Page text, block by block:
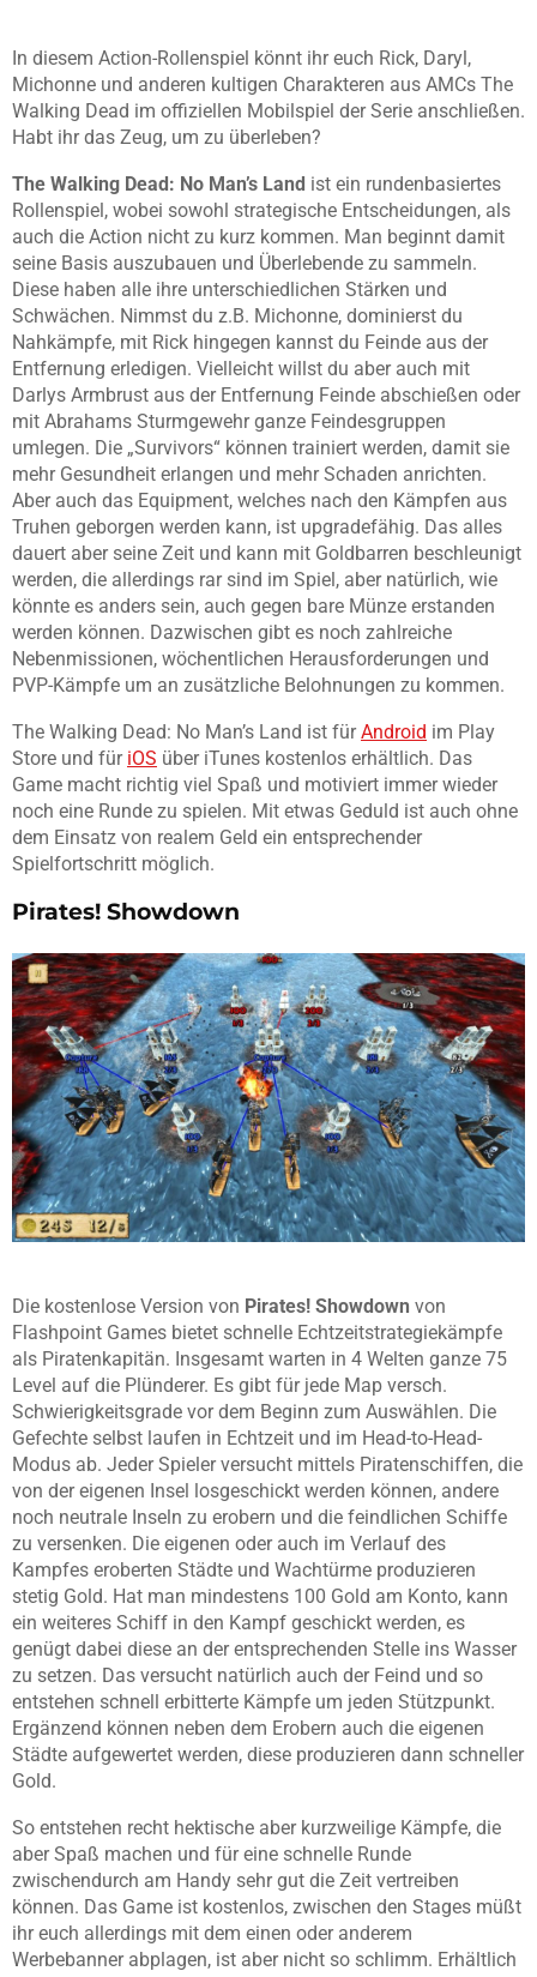
In diesem Action-Rollenspiel könnt ihr euch Rick, Daryl,
Michonne und anderen kultigen Charakteren aus AMCs The
Walking Dead im offiziellen Mobilspiel der Serie anschließen.
Habt ihr das Zeug, um zu überleben?
The Walking Dead: No Man’s Land ist ein rundenbasiertes
Rollenspiel, wobei sowohl strategische Entscheidungen, als
auch die Action nicht zu kurz kommen. Man beginnt damit
seine Basis auszubauen und Überlebende zu sammeln.
Diese haben alle ihre unterschiedlichen Stärken und
Schwächen. Nimmst du z.B. Michonne, dominierst du
Nahkämpfe, mit Rick hingegen kannst du Feinde aus der
Entfernung erledigen. Vielleicht willst du aber auch mit
Darlys Armbrust aus der Entfernung Feinde abschießen oder
mit Abrahams Sturmgewehr ganze Feindesgruppen
umlegen. Die „Survivors“ können trainiert werden, damit sie
mehr Gesundheit erlangen und mehr Schaden anrichten.
Aber auch das Equipment, welches nach den Kämpfen aus
Truhen geborgen werden kann, ist upgradefähig. Das alles
dauert aber seine Zeit und kann mit Goldbarren beschleunigt
werden, die allerdings rar sind im Spiel, aber natürlich, wie
könnte es anders sein, auch gegen bare Münze erstanden
werden können. Dazwischen gibt es noch zahlreiche
Nebenmissionen, wöchentlichen Herausforderungen und
PVP-Kämpfe um an zusätzliche Belohnungen zu kommen.
The Walking Dead: No Man’s Land ist fürAndroid im Play
Store und für iOS über iTunes kostenlos erhältlich. Das
Game macht richtig viel Spaß und motiviert immer wieder
noch eine Runde zu spielen. Mit etwas Geduld ist auch ohne
dem Einsatz von realem Geld ein entsprechender
Spielfortschritt möglich.
Pirates! Showdown
Die kostenlose Version von Pirates! Showdown von
Flashpoint Games bietet schnelle Echtzeitstrategiekämpfe
als Piratenkapitän. Insgesamt warten in 4 Welten ganze 75
Level auf die Plünderer. Es gibt für jede Map versch.
Schwierigkeitsgrade vor dem Beginn zum Auswählen. Die
Gefechte selbst laufen in Echtzeit und im Head-to-Head-
Modus ab. Jeder Spieler versucht mittels Piratenschiffen, die
von der eigenen Insel losgeschickt werden können, andere
noch neutrale Inseln zu erobern und die feindlichen Schiffe
zu versenken. Die eigenen oder auch im Verlauf des
Kampfes eroberten Städte und Wachtürme produzieren
stetig Gold. Hat man mindestens 100 Gold am Konto, kann
ein weiteres Schiff in den Kampf geschickt werden, es
genügt dabei diese an der entsprechenden Stelle ins Wasser
zu setzen. Das versucht natürlich auch der Feind und so
entstehen schnell erbitterte Kämpfe um jeden Stützpunkt.
Ergänzend können neben dem Erobern auch die eigenen
Städte aufgewertet werden, diese produzieren dann schneller
Gold.
So entstehen recht hektische aber kurzweilige Kämpfe, die
aber Spaß machen und für eine schnelle Runde
zwischendurch am Handy sehr gut die Zeit vertreiben
können. Das Game ist kostenlos, zwischen den Stages müßt
ihr euch allerdings mit dem einen oder anderem
Werbebanner abplagen, ist aber nicht so schlimm. Erhältlich